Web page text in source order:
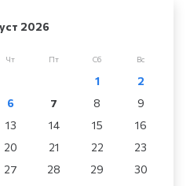
2026
Чт Пт Сб Вс
1
2
6 7 8
9
13 14 15
16
20 21 22
23
27 28 29
30